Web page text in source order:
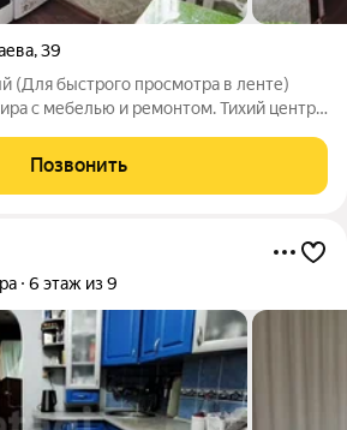
,39
(Для быстрого просмотра в ленте)
с мебелью и ремонтом. Тихий центр!
полностью готова к заселению.
кухня +
Позвонить
6 этаж из 9